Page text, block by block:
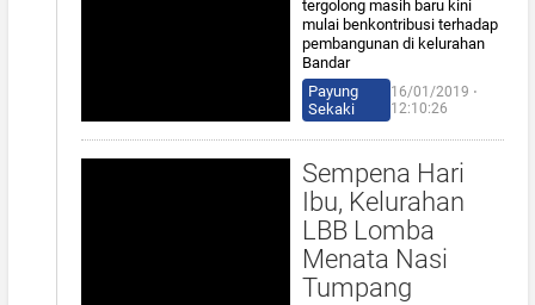
tergolong masih baru kini
mulai benkontribusi terhadap
pembangunan di kelurahan
Bandar
Payung
Sekaki
16/01/2019 ⋅
12:10:26
Sempena Hari
Ibu, Kelurahan
LBB Lomba
Menata Nasi
Tumpang